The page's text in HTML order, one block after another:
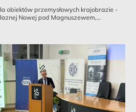
obiektów przemysłowych krajobrazie -
Nowej pod Magnuszewem,...